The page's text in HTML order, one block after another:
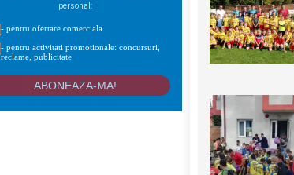
personal:
- pentru ofertare comerciala
- pentru activitati promotionale: concursuri,
reclame, publicitate